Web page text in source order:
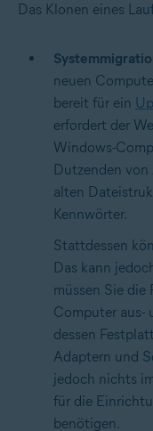
Das Klonen eines
neuen
bereit für ein
erfordert der
Windows-
Dutzenden
alten
Kennwörter.
Stattdessen
Das kann
müssen Sie die
Computer aus-
dessen
Adaptern und
jedoch nichts
für die
benötigen.